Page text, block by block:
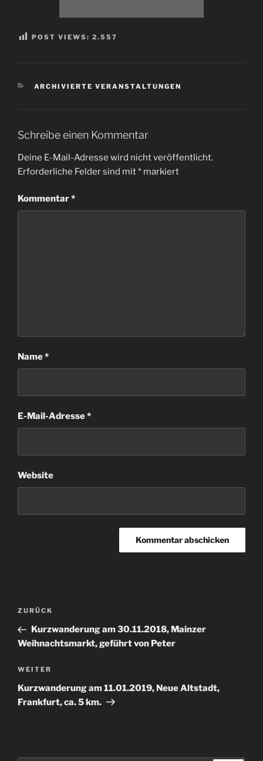
POST VIEWS: 2.557
KATEGORIEN
ARCHIVIERTE VERANSTALTUNGEN
Schreibe einen Kommentar
Deine E-Mail-Adresse wird nicht veröffentlicht.
Erforderliche Felder sind mit* markiert
Kommentar*
Name*
E-Mail-Adresse*
Website
Beitragsnavigation
Vorheriger
Beitrag
ZURÜCK
Kurzwanderung am 30.11.2018, Mainzer
Weihnachtsmarkt, geführt von Peter
Nächster
Beitrag
WEITER
Kurzwanderung am 11.01.2019, Neue Altstadt,
Frankfurt, ca. 5 km.